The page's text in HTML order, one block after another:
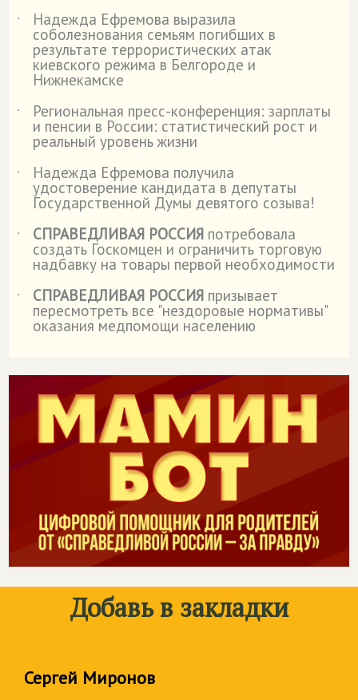
˙ Надежда Ефремова выразила
соболезнования семьям погибших в
результате террористических атак
киевского режима в Белгороде и
Нижнекамске
˙
Региональная пресс-конференция: зарплаты
и пенсии в России: статистический рост и
реальный уровень жизни
˙
Надежда Ефремова получила
удостоверение кандидата в депутаты
Государственной Думы девятого созыва!
˙
СПРАВЕДЛИВАЯ РОССИЯ потребовала
создать Госкомцен и ограничить торговую
надбавку на товары первой необходимости
˙
СПРАВЕДЛИВАЯ РОССИЯ призывает
пересмотреть все "нездоровые нормативы"
оказания медпомощи населению
Добавь в закладки
Сергей Миронов